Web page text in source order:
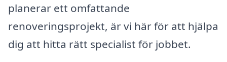
planerar ett omfattande
renoveringsprojekt, är vi här för att hjälpa
dig att hitta rätt specialist för jobbet.